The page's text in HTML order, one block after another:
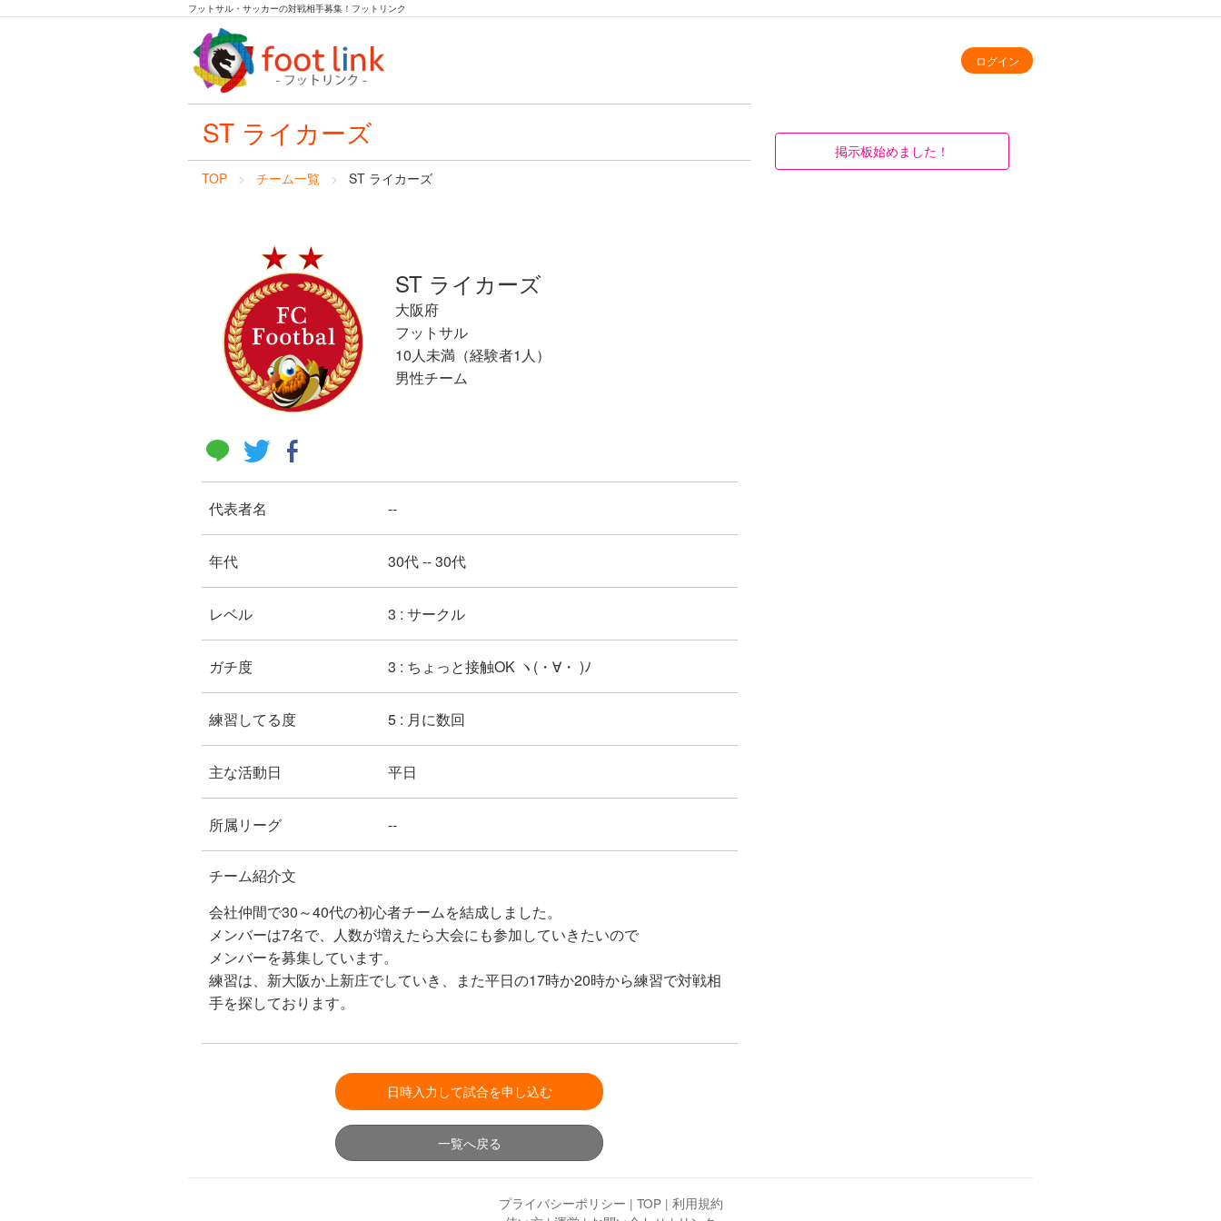
フットサル・サッカーの対戦相手募集！フットリンク
ログイン
ST ライカーズ
TOP チーム一覧 ST ライカーズ
ST ライカーズ
大阪府
フットサル
10人未満（経験者1人）
男性チーム
代表者名 --
年代 30代 -- 30代
レベル 3 : サークル
ガチ度 3 : ちょっと接触OK ヽ(・∀・ )ﾉ
練習してる度 5 : 月に数回
主な活動日 平日
所属リーグ --
チーム紹介文
会社仲間で30～40代の初心者チームを結成しました。
メンバーは7名で、人数が増えたら大会にも参加していきたいので
メンバーを募集しています。
練習は、新大阪か上新庄でしていき、また平日の17時か20時から練習で対戦相
手を探しております。
日時入力して試合を申し込む
一覧へ戻る
掲示板始めました！
プライバシーポリシー | TOP| 利用規約